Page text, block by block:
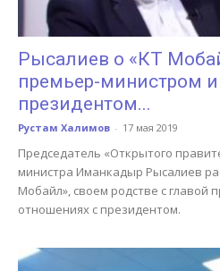
Рысалиев о «КТ
премьер-министром
президентом...
Рустам Халимов - 17 мая 2019
Председатель «Открытого
министра Иманкадыр Рысалиев
Мобайл», своем родстве с главой
отношениях с президентом.